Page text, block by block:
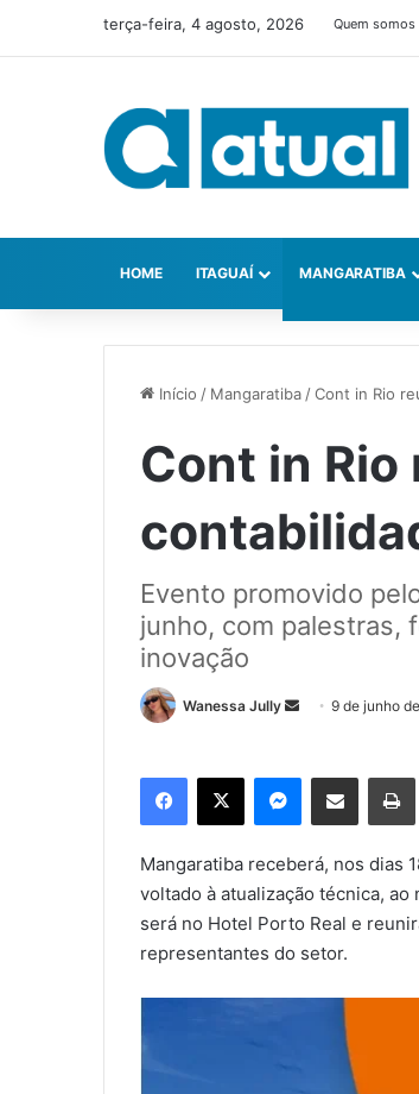
terça-feira, 4 agosto, 2026 Quem somos
HOME ITAGUAÍ MANGARATIBA
Início / Mangaratiba/Cont in Rio
Cont in
Evento promovido
junho, com palestras,
inovação
Wanessa Jully
e
m
e
-
m
9 de junho
Mangaratiba receberá, nos dias
voltado à atualização técnica,
será no Hotel Porto Real e
representantes do setor.